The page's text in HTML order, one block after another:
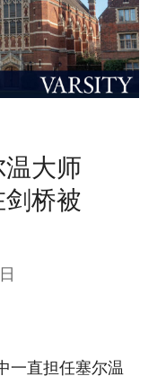
大师
桥被
一直担任塞尔温